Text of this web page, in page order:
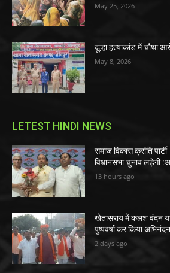
May 25, 2026
दूल्हा हत्याकांड में चौथा
May 8, 2026
LETEST HINDI NEWS
समाज विकास क्रांति
विधानसभा चुनाव लड़ेगी
13 hours ago
खेतासराय में कलश वंदन
पुष्पवर्षा कर किया अभिनंदन
2 days ago